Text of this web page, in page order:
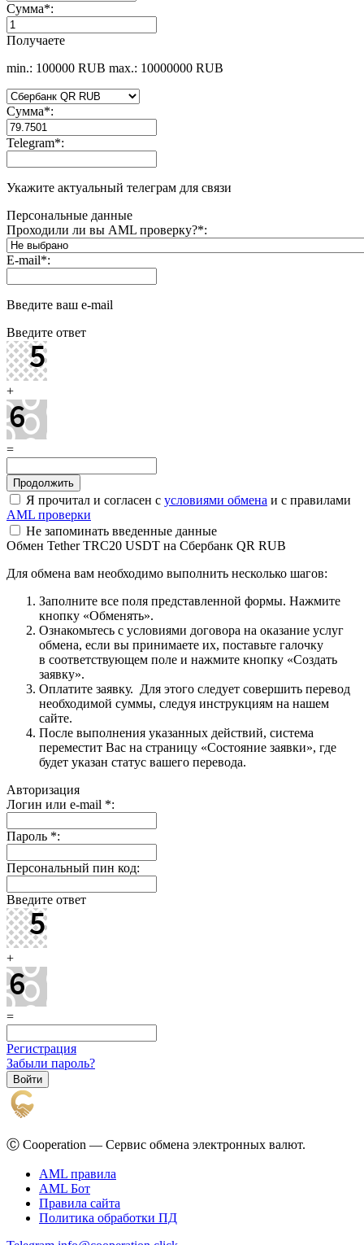
Сумма*:
Получаете
min.: 100000 RUB max.: 10000000 RUB
Сумма*:
Telegram*:
Укажите актуальный телеграм для связи
Персональные данные
Проходили ли вы AML проверку?*:
E-mail*:
Введите ваш e-mail
Введите ответ
+
=
Я прочитал и согласен с условиями обмена и с правилами
AML проверки
Не запоминать введенные данные
Обмен Tether TRC20 USDT на Сбербанк QR RUB
Для обмена вам необходимо выполнить несколько шагов:
Заполните все поля представленной формы. Нажмите
кнопку «Обменять».
Ознакомьтесь с условиями договора на оказание услуг
обмена, если вы принимаете их, поставьте галочку
в соответствующем поле и нажмите кнопку «Создать
заявку».
Оплатите заявку. Для этого следует совершить перевод
необходимой суммы, следуя инструкциям на нашем
сайте.
После выполнения указанных действий, система
переместит Вас на страницу «Состояние заявки», где
будет указан статус вашего перевода.
Авторизация
Логин или e-mail *:
Пароль *:
Персональный пин код:
Введите ответ
+
=
Регистрация
Забыли пароль?
Ⓒ Cooperation — Сервис обмена электронных валют.
AML правила
AML Бот
Правила сайта
Политика обработки ПД